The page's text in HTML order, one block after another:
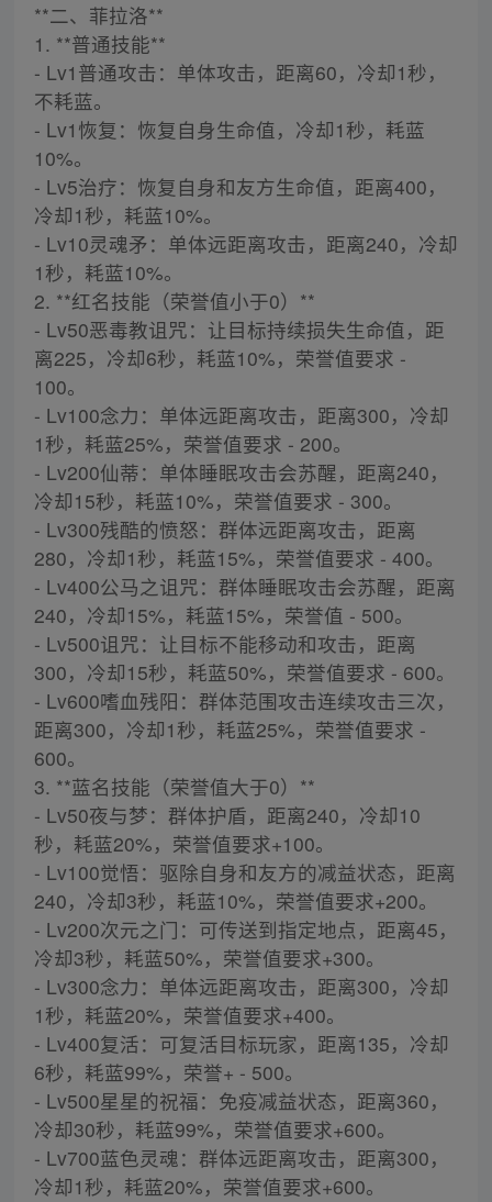
**二、菲拉洛**
1. **普通技能**
- Lv1普通攻击：单体攻击，距离60，冷却1秒，
不耗蓝。
- Lv1恢复：恢复自身生命值，冷却1秒，耗蓝
10%。
- Lv5治疗：恢复自身和友方生命值，距离400，
冷却1秒，耗蓝10%。
- Lv10灵魂矛：单体远距离攻击，距离240，冷却
1秒，耗蓝10%。
2. **红名技能（荣誉值小于0）**
- Lv50恶毒教诅咒：让目标持续损失生命值，距
离225，冷却6秒，耗蓝10%，荣誉值要求 -
100。
- Lv100念力：单体远距离攻击，距离300，冷却
1秒，耗蓝25%，荣誉值要求 - 200。
- Lv200仙蒂：单体睡眠攻击会苏醒，距离240，
冷却15秒，耗蓝10%，荣誉值要求 - 300。
- Lv300残酷的愤怒：群体远距离攻击，距离
280，冷却1秒，耗蓝15%，荣誉值要求 - 400。
- Lv400公马之诅咒：群体睡眠攻击会苏醒，距离
240，冷却15%，耗蓝15%，荣誉值 - 500。
- Lv500诅咒：让目标不能移动和攻击，距离
300，冷却15秒，耗蓝50%，荣誉值要求 - 600。
- Lv600嗜血残阳：群体范围攻击连续攻击三次，
距离300，冷却1秒，耗蓝25%，荣誉值要求 -
600。
3. **蓝名技能（荣誉值大于0）**
- Lv50夜与梦：群体护盾，距离240，冷却10
秒，耗蓝20%，荣誉值要求+100。
- Lv100觉悟：驱除自身和友方的减益状态，距离
240，冷却3秒，耗蓝10%，荣誉值要求+200。
- Lv200次元之门：可传送到指定地点，距离45，
冷却3秒，耗蓝50%，荣誉值要求+300。
- Lv300念力：单体远距离攻击，距离300，冷却
1秒，耗蓝20%，荣誉值要求+400。
- Lv400复活：可复活目标玩家，距离135，冷却
6秒，耗蓝99%，荣誉+ - 500。
- Lv500星星的祝福：免疫减益状态，距离360，
冷却30秒，耗蓝99%，荣誉值要求+600。
- Lv700蓝色灵魂：群体远距离攻击，距离300，
冷却1秒，耗蓝20%，荣誉值要求+600。